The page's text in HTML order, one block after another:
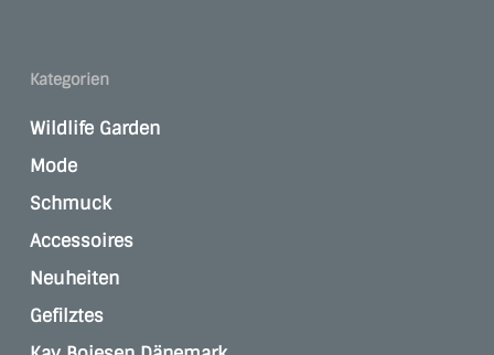
Kategorien
Wildlife Garden
Mode
Schmuck
Accessoires
Neuheiten
Gefilztes